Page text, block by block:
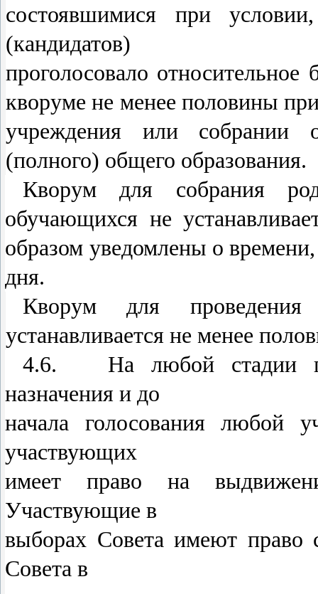
состоявшимися при
(кандидатов)
проголосовало
кворуме не менее половины
учреждения или собрании
(полного) общего образования.
Кворум для собрания
обучающихся не
образом уведомлены о
дня.
Кворум для
устанавливается не менее
4.6. На любой стадии
назначения и до
начала голосования любой
участвующих
имеет право на
Участвующие в
выборах Совета имеют право
Совета в